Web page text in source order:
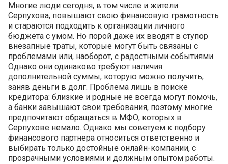
Многие люди сегодня, в том числе и жители
Серпухова, повышают свою финансовую грамотность
и стараются подходить к организации личного
бюджета с умом. Но порой даже их вводят в ступор
внезапные траты, которые могут быть связаны с
проблемами или, наоборот, с радостными событиями.
Однако они одинаково требуют наличия
дополнительной суммы, которую можно получить,
заняв деньги в долг. Проблема лишь в поиске
кредитора: близкие и родные не всегда могут помочь,
а банки завышают свои требования, поэтому многие
предпочитают обращаться в МФО, которых в
Серпухове немало. Однако мы советуем к подбору
финансового партнера относиться ответственно и
выбирать только достойные онлайн-компании, с
прозрачными условиями и должным опытом работы.